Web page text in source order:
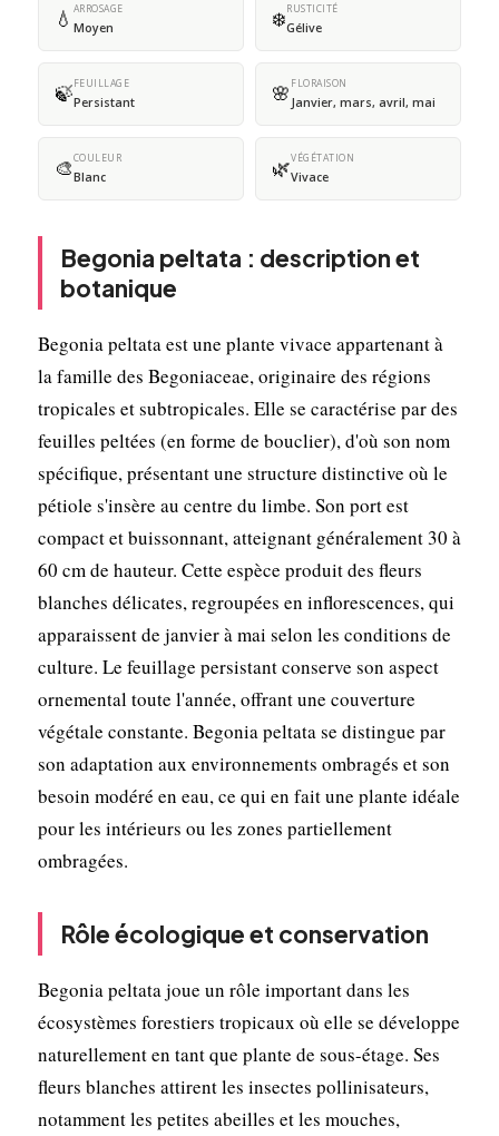
💧 ARROSAGE
Moyen ❄️RUSTICITÉ
Gélive
🍃FEUILLAGE
Persistant 🌸 FLORAISON
Janvier, mars, avril, mai
🎨COULEUR
Blanc 🌿VÉGÉTATION
Vivace
Begonia peltata : description et
botanique
Begonia peltata est une plante vivace appartenant à
la famille des Begoniaceae, originaire des régions
tropicales et subtropicales. Elle se caractérise par des
feuilles peltées (en forme de bouclier), d'où son nom
spécifique, présentant une structure distinctive où le
pétiole s'insère au centre du limbe. Son port est
compact et buissonnant, atteignant généralement 30 à
60 cm de hauteur. Cette espèce produit des fleurs
blanches délicates, regroupées en inflorescences, qui
apparaissent de janvier à mai selon les conditions de
culture. Le feuillage persistant conserve son aspect
ornemental toute l'année, offrant une couverture
végétale constante. Begonia peltata se distingue par
son adaptation aux environnements ombragés et son
besoin modéré en eau, ce qui en fait une plante idéale
pour les intérieurs ou les zones partiellement
ombragées.
Rôle écologique et conservation
Begonia peltata joue un rôle important dans les
écosystèmes forestiers tropicaux où elle se développe
naturellement en tant que plante de sous-étage. Ses
fleurs blanches attirent les insectes pollinisateurs,
notamment les petites abeilles et les mouches,